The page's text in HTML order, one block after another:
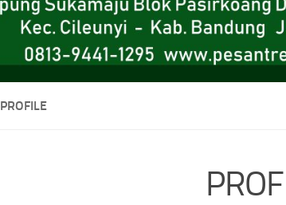
PROFILE